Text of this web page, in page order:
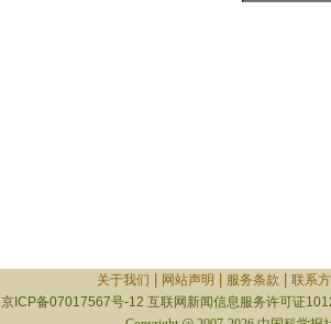
关于我们 网站声明 服务条款 联系
京ICP备07017567号-12 互联网新闻信息服务许可证